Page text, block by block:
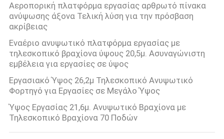
Αεροπορική πλατφόρμα εργασίας αρθρωτό πίνακα
ανύψωσης άξονα Τελική λύση για την πρόσβαση
ακρίβειας
Εναέριο ανυψωτικό πλατφόρμα εργασίας με
τηλεσκοπικό βραχίονα ύψους 20,5μ. Ασυναγώνιστη
εμβέλεια για εργασίες σε ύψος
Εργασιακό Ύψος 26,2μ Τηλεσκοπικό Ανυψωτικό
Φορτηγό για Εργασίες σε Μεγάλο Ύψος
Ύψος Εργασίας 21,6μ. Ανυψωτικό Βραχίονα με
Τηλεσκοπικό Βραχίονα 70 Ποδών